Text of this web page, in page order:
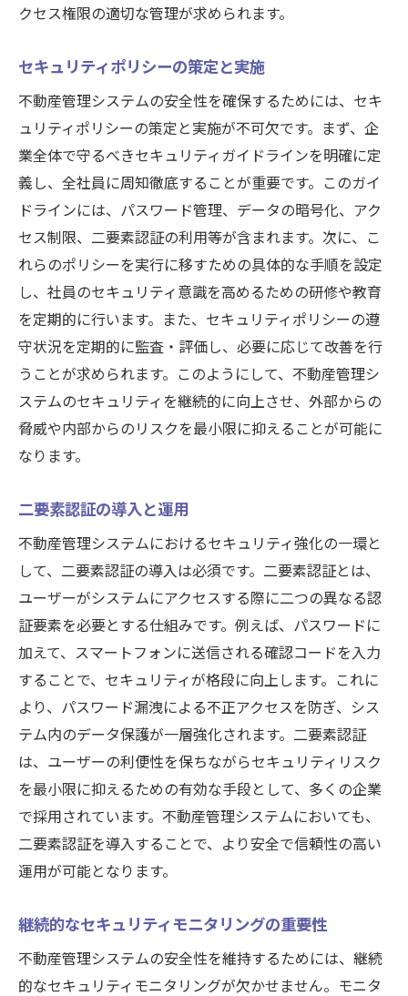
クセス権限の適切な管理が求められます。
セキュリティポリシーの策定と実施
不動産管理システムの安全性を確保するためには、セキ
ュリティポリシーの策定と実施が不可欠です。まず、企
業全体で守るべきセキュリティガイドラインを明確に定
義し、全社員に周知徹底することが重要です。このガイ
ドラインには、パスワード管理、データの暗号化、アク
セス制限、二要素認証の利用等が含まれます。次に、こ
れらのポリシーを実行に移すための具体的な手順を設定
し、社員のセキュリティ意識を高めるための研修や教育
を定期的に行います。また、セキュリティポリシーの遵
守状況を定期的に監査・評価し、必要に応じて改善を行
うことが求められます。このようにして、不動産管理シ
ステムのセキュリティを継続的に向上させ、外部からの
脅威や内部からのリスクを最小限に抑えることが可能に
なります。
二要素認証の導入と運用
不動産管理システムにおけるセキュリティ強化の一環と
して、二要素認証の導入は必須です。二要素認証とは、
ユーザーがシステムにアクセスする際に二つの異なる認
証要素を必要とする仕組みです。例えば、パスワードに
加えて、スマートフォンに送信される確認コードを入力
することで、セキュリティが格段に向上します。これに
より、パスワード漏洩による不正アクセスを防ぎ、シス
テム内のデータ保護が一層強化されます。二要素認証
は、ユーザーの利便性を保ちながらセキュリティリスク
を最小限に抑えるための有効な手段として、多くの企業
で採用されています。不動産管理システムにおいても、
二要素認証を導入することで、より安全で信頼性の高い
運用が可能となります。
継続的なセキュリティモニタリングの重要性
不動産管理システムの安全性を維持するためには、継続
的なセキュリティモニタリングが欠かせません。モニタ